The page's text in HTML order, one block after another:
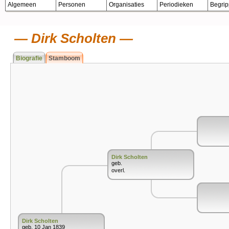
Algemeen Personen Organisaties Periodieken
Dirk Scholten
Biografie Stamboom
Dirk Scholten
geb. 10 Jan 1839
Dirk Scholten
geb.
overl.